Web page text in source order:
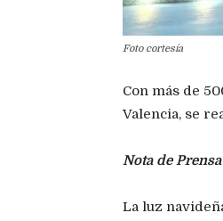
Foto cortesía
Con más de
Valencia, se
Nota de Prensa
La luz